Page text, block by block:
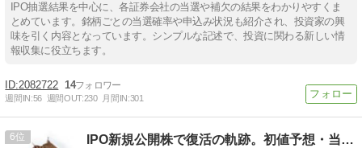
IPO抽選結果を中心に、各証券会社の当選や補欠の結果をわかりやすくま
とめています。銘柄ごとの当選確率や申込み状況も紹介され、投資家の興
味を引く内容となっています。シンプルな記述で、投資に関わる新しい情
報収集に役立ちます。
2082722 14
週間IN:56 週間OUT:230 月間IN:301
6 IPO新規公開株で復活の軌跡。初値予想・当選のコツ